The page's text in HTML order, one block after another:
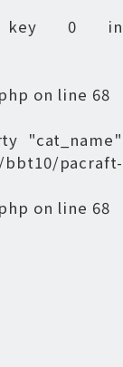
key 0 in
on line 68
"cat_name"
pacraft-
on line 68